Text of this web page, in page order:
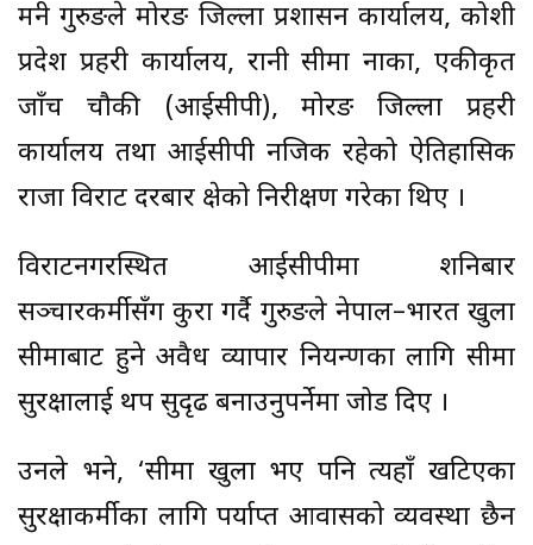
मन्त्री गुरुङले मोरङ जिल्ला प्रशासन कार्यालय, कोशी
प्रदेश प्रहरी कार्यालय, रानी सीमा नाका, एकीकृत
जाँच चौकी (आईसीपी), मोरङ जिल्ला प्रहरी
कार्यालय तथा आईसीपी नजिक रहेको ऐतिहासिक
राजा विराट दरबार क्षेत्रको निरीक्षण गरेका थिए ।
विराटनगरस्थित आईसीपीमा शनिबार
सञ्चारकर्मीसँग कुरा गर्दै गुरुङले नेपाल–भारत खुला
सीमाबाट हुने अवैध व्यापार नियन्त्रणका लागि सीमा
सुरक्षालाई थप सुदृढ बनाउनुपर्नेमा जोड दिए ।
उनले भने, ‘सीमा खुला भए पनि त्यहाँ खटिएका
सुरक्षाकर्मीका लागि पर्याप्त आवासको व्यवस्था छैन